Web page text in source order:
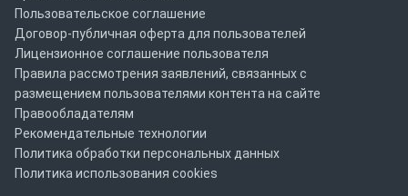
Пользовательское соглашение
Договор-публичная оферта для пользователей
Лицензионное соглашение пользователя
Правила рассмотрения заявлений, связанных с
размещением пользователями контента на сайте
Правообладателям
Рекомендательные технологии
Политика обработки персональных данных
Политика использования cookies